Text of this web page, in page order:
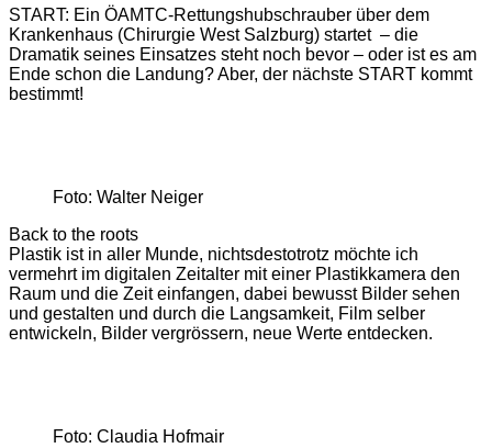
START: Ein ÖAMTC-Rettungshubschrauber über dem
Krankenhaus (Chirurgie West Salzburg) startet – die
Dramatik seines Einsatzes steht noch bevor – oder ist es am
Ende schon die Landung? Aber, der nächste START kommt
bestimmt!
Foto: Walter Neiger
Back to the roots
Plastik ist in aller Munde, nichtsdestotrotz möchte ich
vermehrt im digitalen Zeitalter mit einer Plastikkamera den
Raum und die Zeit einfangen, dabei bewusst Bilder sehen
und gestalten und durch die Langsamkeit, Film selber
entwickeln, Bilder vergrössern, neue Werte entdecken.
Foto: Claudia Hofmair